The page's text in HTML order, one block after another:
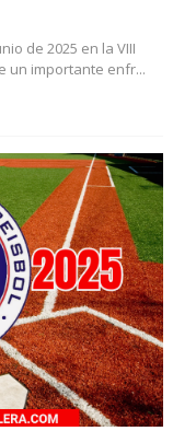
de 2025 en la VIII
un importante enfr...